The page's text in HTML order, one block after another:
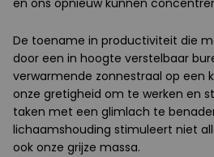
en ons opnieuw kunnen
De toename in productiviteit die
door een in hoogte verstelbaar
verwarmende zonnestraal op een
onze gretigheid om te werken en
taken met een glimlach te
lichaamshouding stimuleert niet
ook onze grijze massa.